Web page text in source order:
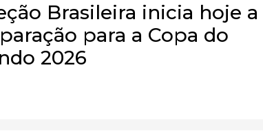
Brasileira inicia hoje a
para a Copa do
2026